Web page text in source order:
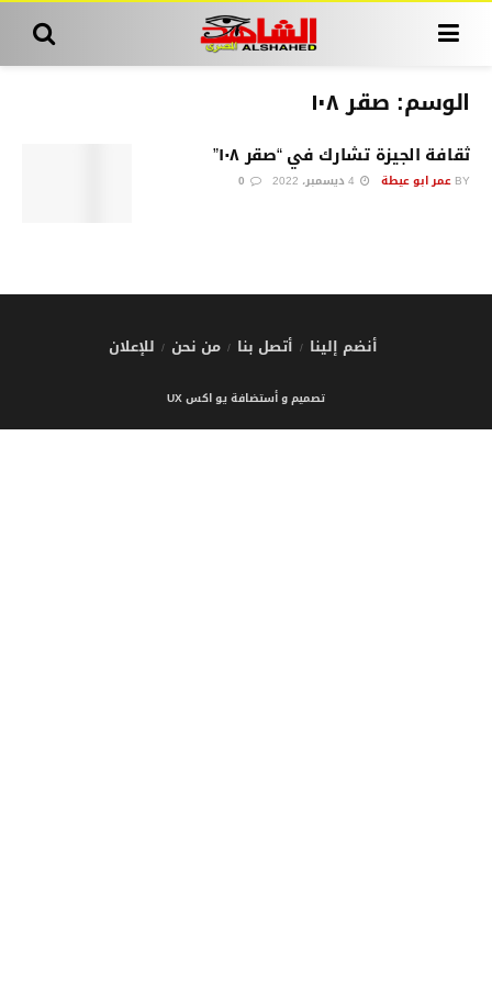
الوسم: صقر ١٠٨
ثقافة الجيزة تشارك في “صقر ١٠٨”
BY عمر ابو عيطة
أنضم إلينا أتصل بنا من نحن للإعلان
تصميم و أستضافة يو اكس UX